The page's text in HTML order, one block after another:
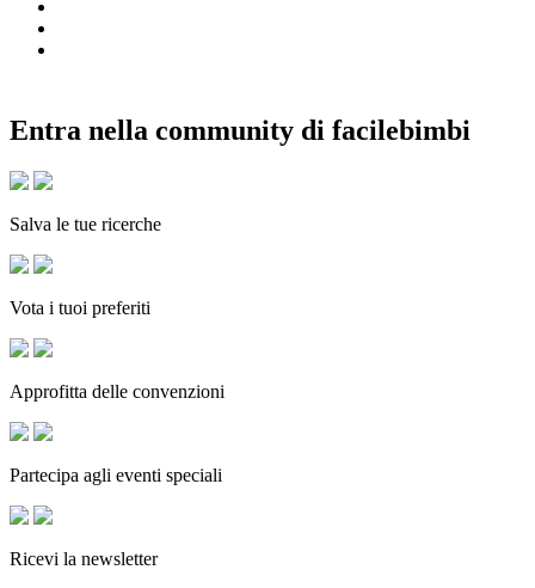
Entra nella community di facilebimbi
Salva le tue ricerche
Vota i tuoi preferiti
Approfitta delle convenzioni
Partecipa agli eventi speciali
Ricevi la newsletter